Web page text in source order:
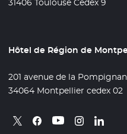
31406 Toulouse Cedex 9
Hôtel de Région de
201 avenue de la
34064 Montpellier cedex 02
Retrouvez nous sur X
- Nouvelle fenêtre
Retrouvez nous sur
- Nouvelle fenêtre
Retrouvez nous
- Nouvelle
Retrouvez
- -